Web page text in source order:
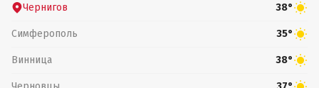
Чернигов 38°
Симферополь 35°
Винница 38°